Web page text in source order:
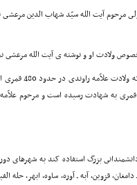
مرحوم آیت الله سیّد شهاب الدین
خصوص ولادت او و نوشته ی آیت الله
به این نوشته
ابوالحسن رویانى است که در سال 501 قمری به شهادت
بزرگ استفاده کند به شهرهاى
قزوین، آبه ـ آوره، ساوه، ابهر، حله